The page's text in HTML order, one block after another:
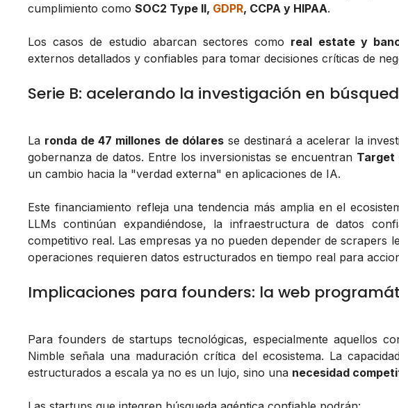
cumplimiento como SOC2 Type II, GDPR, CCPA y HIPAA.
Los casos de estudio abarcan sectores como real estate y
externos detallados y confiables para tomar decisiones críticas de
Serie B: acelerando la investigación en
La ronda de 47 millones de dólaresse destinará a acelerar la
gobernanza de datos. Entre los inversionistas se encuentran Target
un cambio hacia la "verdad externa" en aplicaciones de IA.
Este financiamiento refleja una tendencia más amplia en el
LLMs continúan expandiéndose, la infraestructura de datos
competitivo real. Las empresas ya no pueden depender de scrapers
operaciones requieren datos estructurados en tiempo real para
Implicaciones para founders: la web
Para founders de startups tecnológicas, especialmente aquellos
Nimble señala una maduración crítica del ecosistema. La
estructurados a escala ya no es un lujo, sino una necesidad